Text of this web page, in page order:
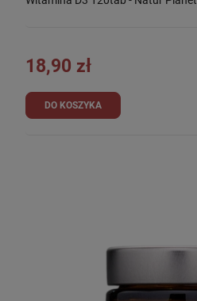
18,90 zł
DO KOSZYKA